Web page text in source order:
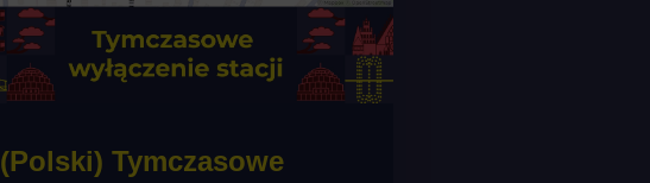
(Polski) Tymczasowe